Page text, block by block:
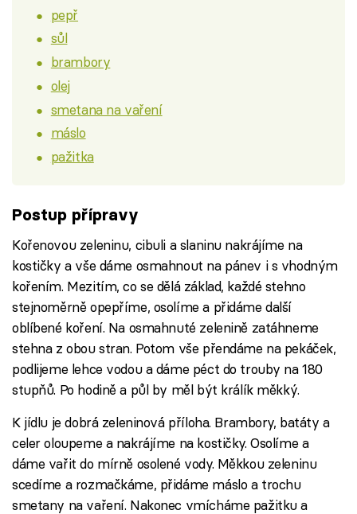
pepř
sůl
brambory
olej
smetana na vaření
máslo
pažitka
Postup přípravy
Kořenovou zeleninu, cibuli a slaninu nakrájíme na
kostičky a vše dáme osmahnout na pánev i s vhodným
kořením. Mezitím, co se dělá základ, každé stehno
stejnoměrně opepříme, osolíme a přidáme další
oblíbené koření. Na osmahnuté zelenině zatáhneme
stehna z obou stran. Potom vše přendáme na pekáček,
podlijeme lehce vodou a dáme péct do trouby na 180
stupňů. Po hodině a půl by měl být králík měkký.
K jídlu je dobrá zeleninová příloha. Brambory, batáty a
celer oloupeme a nakrájíme na kostičky. Osolíme a
dáme vařit do mírně osolené vody. Měkkou zeleninu
scedíme a rozmačkáme, přidáme máslo a trochu
smetany na vaření. Nakonec vmícháme pažitku a